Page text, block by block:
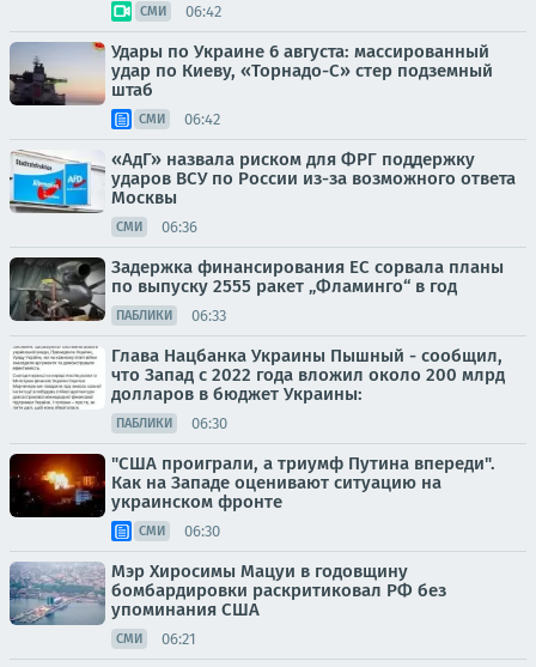
СМИ 06:42
Удары по Украине 6 августа: массированный
удар по Киеву, «Торнадо-С» стер подземный
штаб
СМИ 06:42
«АдГ» назвала риском для ФРГ поддержку
ударов ВСУ по России из-за возможного ответа
Москвы
СМИ 06:36
Задержка финансирования ЕС сорвала планы
по выпуску 2555 ракет „Фламинго“ в год
ПАБЛИКИ 06:33
Глава Нацбанка Украины Пышный - сообщил,
что Запад с 2022 года вложил около 200 млрд
долларов в бюджет Украины:
ПАБЛИКИ 06:30
"США проиграли, а триумф Путина впереди".
Как на Западе оценивают ситуацию на
украинском фронте
СМИ 06:30
Мэр Хиросимы Мацуи в годовщину
бомбардировки раскритиковал РФ без
упоминания США
СМИ 06:21